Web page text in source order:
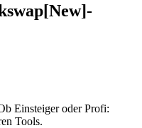
Einsteiger oder Profi:
Tools.